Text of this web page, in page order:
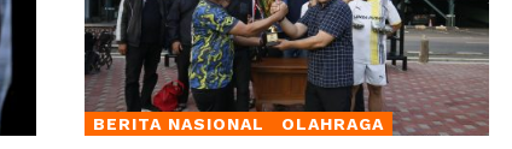
BERITA NASIONAL OLAHRAGA